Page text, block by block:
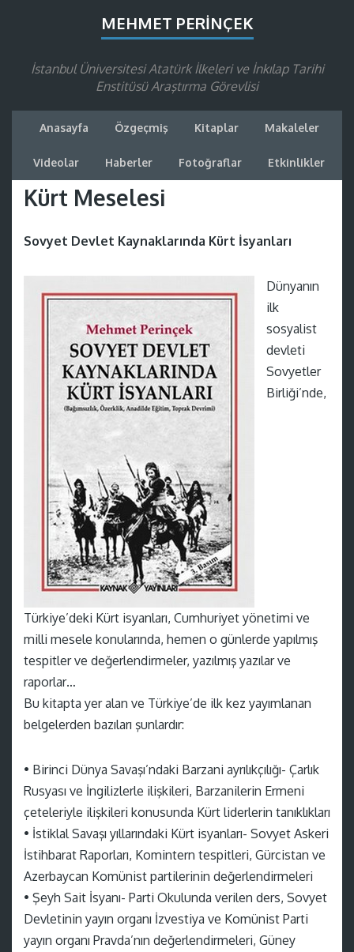
MEHMET PERINÇEK
İstanbul Üniversitesi Atatürk İlkeleri ve İnkılap Tarihi
Enstitüsü Araştırma Görevlisi
Anasayfa Özgeçmiş Kitaplar Makaleler
Videolar Haberler Fotoğraflar Etkinlikler
Kürt Meselesi
Sovyet Devlet Kaynaklarında Kürt İsyanları
Dünyanın
ilk
sosyalist
devleti
Sovyetler
Birliği’nde,
Türkiye’deki Kürt isyanları, Cumhuriyet yönetimi ve
milli mesele konularında, hemen o günlerde yapılmış
tespitler ve değerlendirmeler, yazılmış yazılar ve
raporlar…
Bu kitapta yer alan ve Türkiye’de ilk kez yayımlanan
belgelerden bazıları şunlardır:
• Birinci Dünya Savaşı’ndaki Barzani ayrılıkçılığı- Çarlık
Rusyası ve İngilizlerle ilişkileri, Barzanilerin Ermeni
çeteleriyle ilişkileri konusunda Kürt liderlerin tanıklıkları
• İstiklal Savaşı yıllarındaki Kürt isyanları- Sovyet Askeri
İstihbarat Raporları, Komintern tespitleri, Gürcistan ve
Azerbaycan Komünist partilerinin değerlendirmeleri
• Şeyh Sait İsyanı- Parti Okulunda verilen ders, Sovyet
Devletinin yayın organı İzvestiya ve Komünist Parti
yayın organı Pravda’nın değerlendirmeleri, Güney